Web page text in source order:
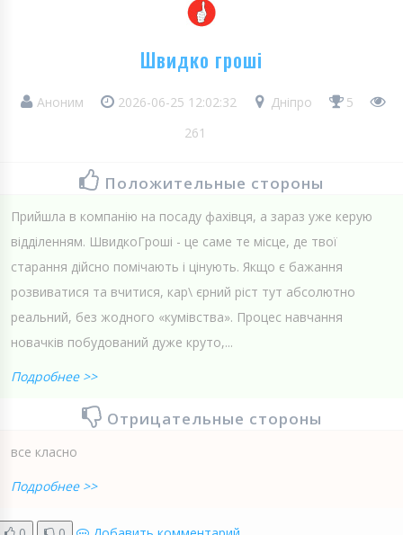
Швидко гроші
Аноним 2026-06-25 12:02:32 Дніпро
5
261
Положительные стороны
Прийшла в компанію на посаду фахівця, а зараз уже керую
відділенням. ШвидкоГроші - це саме те місце, де твої
старання дійсно помічають і цінують. Якщо є бажання
розвиватися та вчитися, кар\ єрний ріст тут абсолютно
реальний, без жодного «кумівства». Процес навчання
новачків побудований дуже круто,...
Подробнее >>
Отрицательные стороны
все класно
Подробнее >>